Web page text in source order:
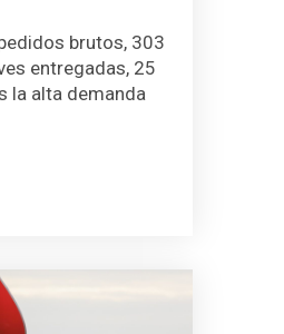
brutos, 303
entregadas, 25
la alta demanda